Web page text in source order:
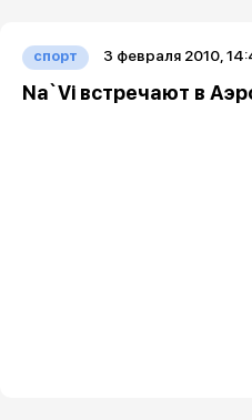
спорт 3 февраля 2010,
Na`Vi встречают в